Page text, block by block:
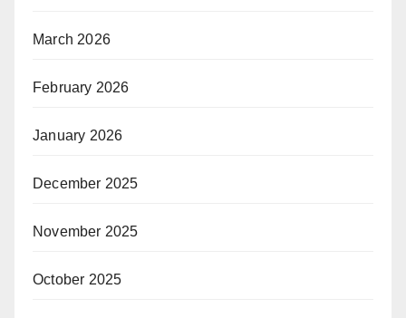
March 2026
February 2026
January 2026
December 2025
November 2025
October 2025